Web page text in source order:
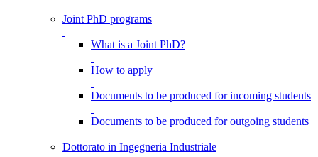
Joint PhD programs
What is a Joint PhD?
How to apply
Documents to be produced for incoming students
Documents to be produced for outgoing students
Dottorato in Ingegneria Industriale